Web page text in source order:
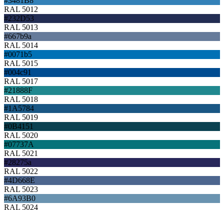
RAL 5012
#232D53
RAL 5013
#667b9a
RAL 5014
#0071b5
RAL 5015
#004c91
RAL 5017
#21888F
RAL 5018
#1A5784
RAL 5019
#0B4151
RAL 5020
#07737A
RAL 5021
#28275a
RAL 5022
#4D668E
RAL 5023
#6A93B0
RAL 5024